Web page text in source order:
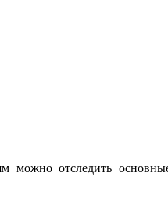
можно отследить